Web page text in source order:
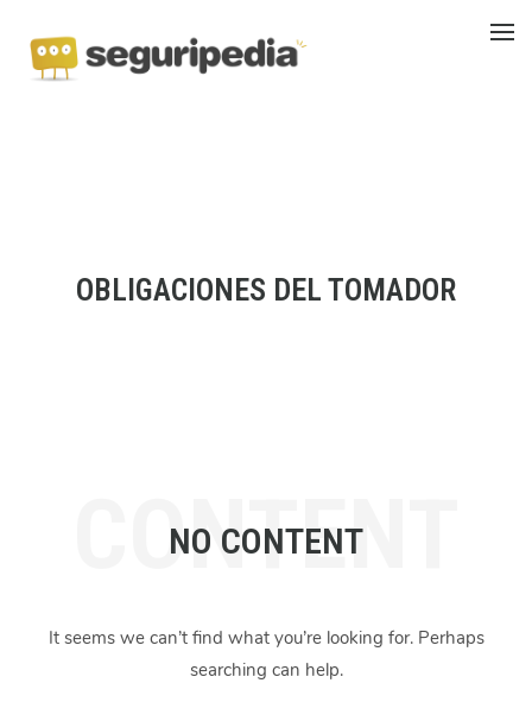
OBLIGACIONES DEL TOMADOR
CONTENT
NO CONTENT
It seems we can’t find what you’re looking for. Perhaps
searching can help.